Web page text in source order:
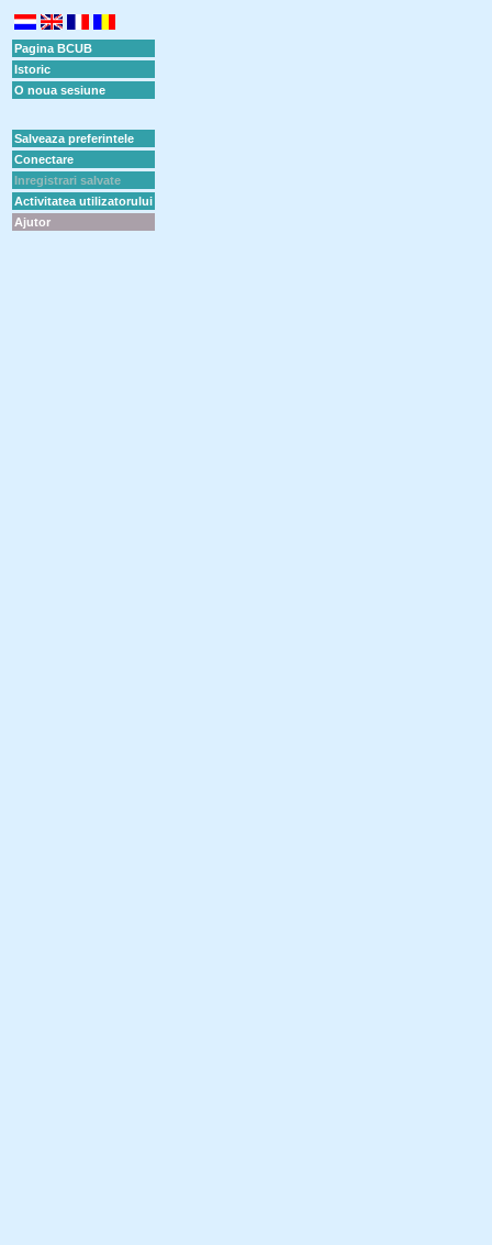
Pagina BCUB
Istoric
O noua sesiune
Salveaza preferintele
Conectare
Inregistrari salvate
Activitatea utilizatorului
Ajutor